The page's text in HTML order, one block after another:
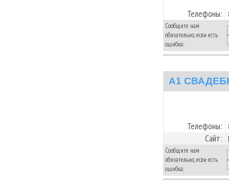
Телефоны:
Сообщите нам
обязательно, если есть
ошибка:
A1
Телефоны:
Сайт:
Сообщите нам
обязательно, если есть
ошибка: